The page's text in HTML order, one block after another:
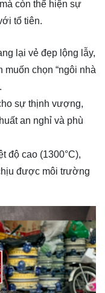
còn thể hiện sự
tổ tiên.
lại vẻ đẹp lộng lẫy,
chọn “ngôi nhà
sự thịnh vượng,
an nghỉ và phù
độ cao (1300°C),
được môi trường